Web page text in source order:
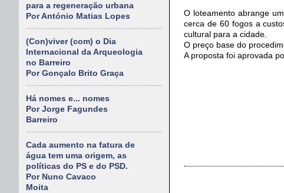
para a regeneração urbana
Por António Matias Lopes
(Con)viver (com) o Dia
Internacional da Arqueologia
no Barreiro
Por Gonçalo Brito Graça
Há nomes e... nomes
Por Jorge Fagundes
Barreiro
Cada aumento na fatura de
água tem uma origem, as
políticas do PS e do PSD.
Por Nuno Cavaco
Moita
O loteamento abrange
cerca de 60 fogos a
cultural para a cidade.
O preço base do
A proposta foi aprovada